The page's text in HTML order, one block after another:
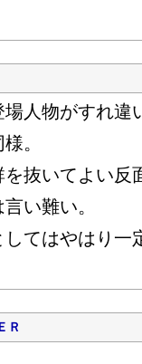
人物がすれ違
。
抜いてよい反
い難い。
てはやはり一
Ｒ